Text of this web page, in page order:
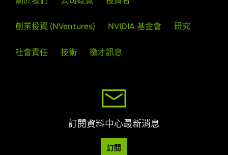
創業投資 (NVentures) NVIDIA 基金會 研究
社會責任 技術 徵才訊息
訂閱資料中心最新消息
訂閱